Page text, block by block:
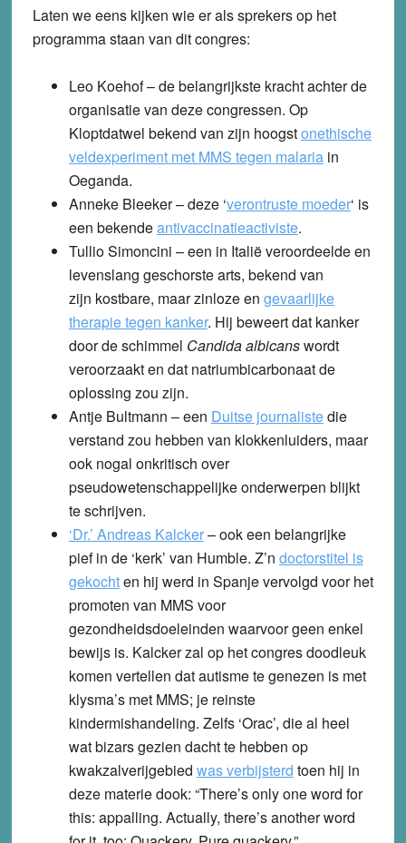
Laten we eens kijken wie er als sprekers op het
programma staan van dit congres:
Leo Koehof– de belangrijkste kracht achter de
organisatie van deze congressen. Op
Kloptdatwel bekend van zijn hoogstonethische
veldexperiment met MMS tegen malariain
Oeganda.
Anneke Bleeker– deze ‘verontruste moeder‘ is
een bekendeantivaccinatieactiviste.
Tullio Simoncini – een in Italië veroordeelde en
levenslang geschorste arts, bekend van
zijn kostbare, maar zinloze en gevaarlijke
therapie tegen kanker. Hij beweert dat kanker
door de schimmel Candida albicanswordt
veroorzaakt en dat natriumbicarbonaat de
oplossing zou zijn.
Antje Bultmann – een Duitse journalistedie
verstand zou hebben van klokkenluiders, maar
ook nogal onkritisch over
pseudowetenschappelijke onderwerpen blijkt
te schrijven.
‘Dr.’ Andreas Kalcker– ook een belangrijke
pief in de ‘kerk’ van Humble. Z’n doctorstitel is
gekochten hij werd in Spanje vervolgd voor het
promoten van MMS voor
gezondheidsdoeleinden waarvoor geen enkel
bewijs is. Kalcker zal op het congres doodleuk
komen vertellen dat autisme te genezen is met
klysma’s met MMS; je reinste
kindermishandeling. Zelfs ‘Orac’, die al heel
wat bizars gezien dacht te hebben op
kwakzalverijgebied was verbijsterd toen hij in
deze materie dook: “There’s only one word for
this: appalling. Actually, there’s another word